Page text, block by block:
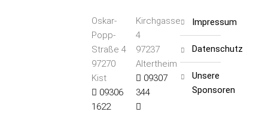
Oskar-
Popp-
Straße 4
97270
Kist
09306
1622
Kirchgasse
4
97237
Altertheim
09307
344
impressum
datenschutz
unsere
Sponsoren